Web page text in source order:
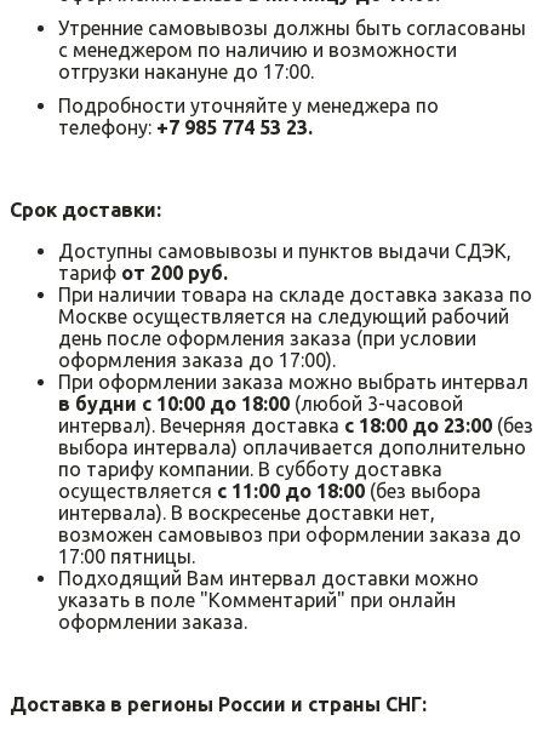
Утренние самовывозы должны быть согласованы
с менеджером по наличию и возможности
отгрузки накануне до 17:00.
Подробности уточняйте у менеджера по
телефону: +7 985 774 53 23.
Срок доставки:
Доступны самовывозы и пунктов выдачи СДЭК,
тариф от 200 руб.
При наличии товара на складе доставка заказа по
Москве осуществляется на следующий рабочий
день после оформления заказа (при условии
оформления заказа до 17:00).
При оформлении заказа можно выбрать интервал
в будни с 10:00 до 18:00 (любой 3-часовой
интервал). Вечерняя доставка с 18:00 до 23:00 (без
выбора интервала) оплачивается дополнительно
по тарифу компании. В субботу доставка
осуществляется с 11:00 до 18:00 (без выбора
интервала). В воскресенье доставки нет,
возможен самовывоз при оформлении заказа до
17:00 пятницы.
Подходящий Вам интервал доставки можно
указать в поле "Комментарий" при онлайн
оформлении заказа.
Доставка в регионы России и страны СНГ: